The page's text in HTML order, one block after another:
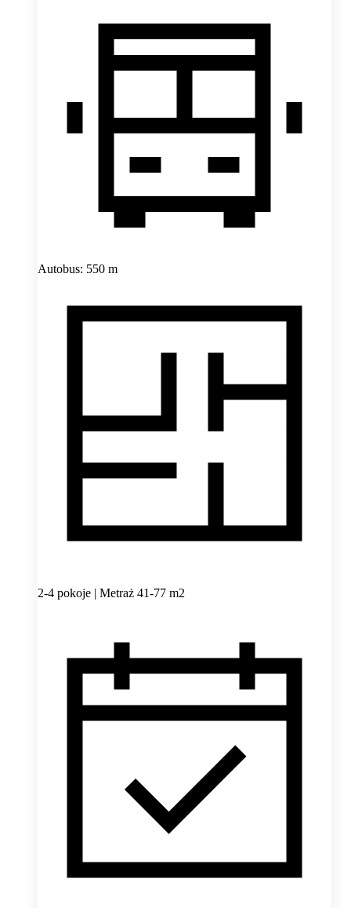
Autobus: 550 m
2-4 pokoje | Metraż 41-77 m2